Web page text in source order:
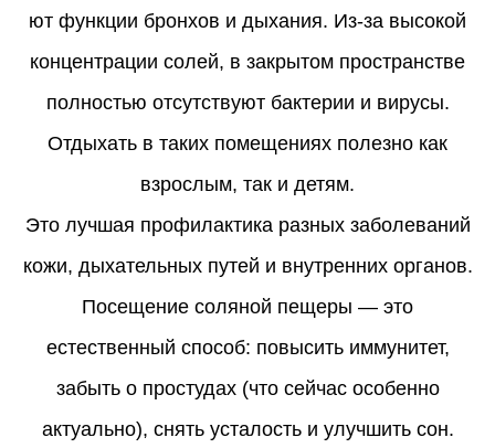
ют функ­ции брон­хов и ды­ха­ния. Из-за вы­со­кой
кон­цент­ра­ции со­лей, в зак­ры­том прост­ранс­тве
пол­ностью от­сутс­тву­ют бак­те­рии и ви­ру­сы.
Отдыхать в таких помещениях полезно как
взрослым, так и детям.
Это лучшая профилактика разных заболеваний
кожи, дыхательных путей и внутренних органов.
Посещение соляной пещеры — это
естественный способ: повысить иммунитет,
забыть о простудах (что сейчас особенно
актуально), снять усталость и улучшить сон.